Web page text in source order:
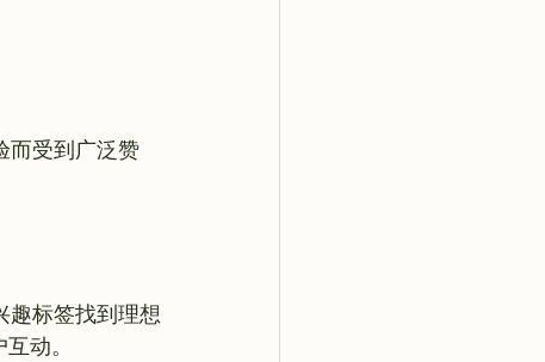
而受到广泛赞
趣标签找到理想